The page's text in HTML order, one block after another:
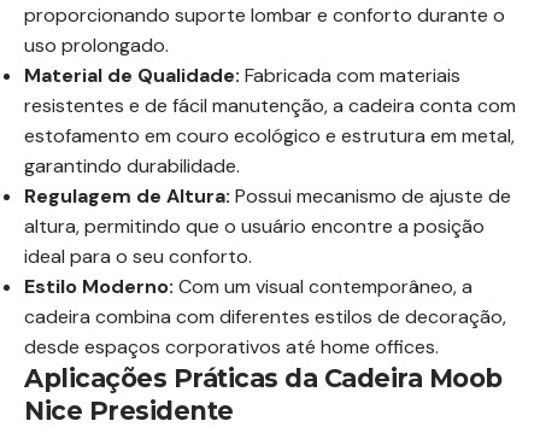
proporcionando suporte lombar e conforto durante o
uso prolongado.
Material de Qualidade: Fabricada com materiais
resistentes e de fácil manutenção, a cadeira conta com
estofamento em couro ecológico e estrutura em metal,
garantindo durabilidade.
Regulagem de Altura: Possui mecanismo de ajuste de
altura, permitindo que o usuário encontre a posição
ideal para o seu conforto.
Estilo Moderno: Com um visual contemporâneo, a
cadeira combina com diferentes estilos de decoração,
desde espaços corporativos até home offices.
Aplicações Práticas da Cadeira Moob
Nice Presidente